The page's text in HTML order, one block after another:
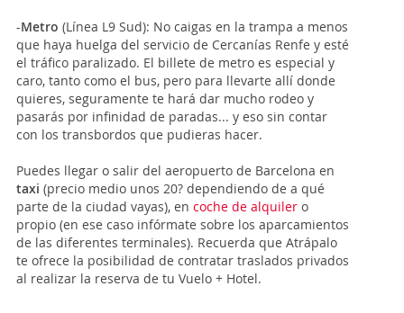
-Metro (Línea L9 Sud): No caigas en la trampa a menos
que haya huelga del servicio de Cercanías Renfe y esté
el tráfico paralizado. El billete de metro es especial y
caro, tanto como el bus, pero para llevarte allí donde
quieres, seguramente te hará dar mucho rodeo y
pasarás por infinidad de paradas... y eso sin contar
con los transbordos que pudieras hacer.
Puedes llegar o salir del aeropuerto de Barcelona en
taxi (precio medio unos 20? dependiendo de a qué
parte de la ciudad vayas), en coche de alquiler o
propio (en ese caso infórmate sobre los aparcamientos
de las diferentes terminales). Recuerda que Atrápalo
te ofrece la posibilidad de contratar traslados privados
al realizar la reserva de tu Vuelo + Hotel.